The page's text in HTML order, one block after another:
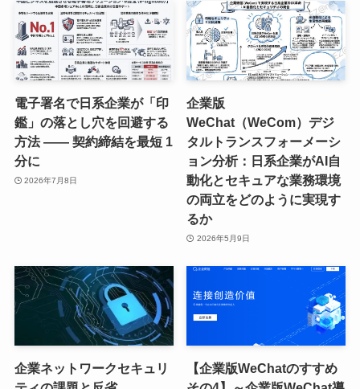
電子署名で日系企業が「印
鑑」の落とし穴を回避する
方法 —— 契約締結を最短 1
分に
2026年7月8日
企業版
WeChat（WeCom）デジ
タルトランスフォーメーシ
ョン分析：日系企業がAI自
動化とセキュアな業務環境
の両立をどのように実現す
るか
2026年5月9日
企業ネットワークセキュリ
【企業版WeChatのすすめ